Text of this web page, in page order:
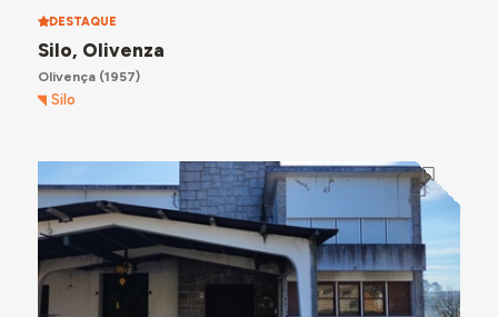
DESTAQUE
Silo, Olivenza
Olivença(1957)
Silo